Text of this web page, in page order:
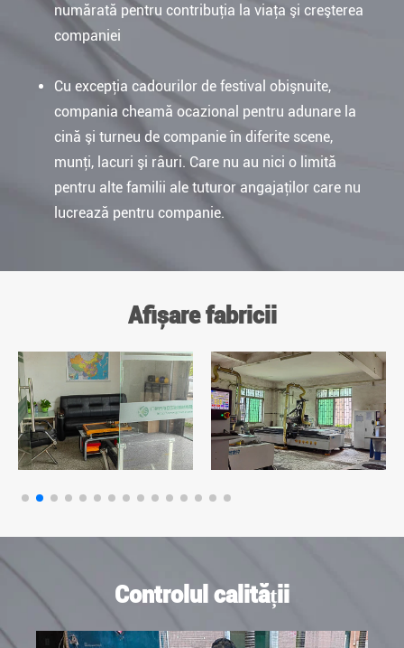
numărată pentru contribuţia la viaţa şi creşterea
companiei
Cu excepţia cadourilor de festival obişnuite,
compania cheamă ocazional pentru adunare la
cină şi turneu de companie în diferite scene,
munţi, lacuri şi râuri. Care nu au nici o limită
pentru alte familii ale tuturor angajaţilor care nu
lucrează pentru companie.
Afișare fabricii
Controlul calității